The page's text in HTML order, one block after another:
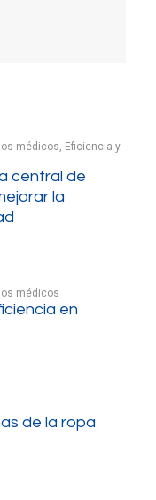
médicos Eficiencia y
central de
la
médicos
en
de la ropa